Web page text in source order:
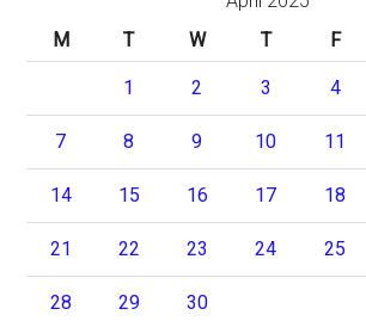
M
T W T F
1 2 3 4
7 8 9 10 11
14 15 16 17 18
21 22 23 24 25
28 29 30